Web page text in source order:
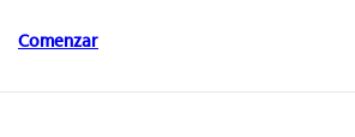
Comenzar